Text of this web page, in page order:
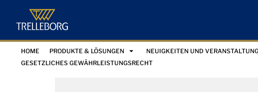
HOME PRODUKTE & LÖSUNGEN NEUIGKEITEN UND
GESETZLICHES GEWÄHRLEISTUNGSRECHT